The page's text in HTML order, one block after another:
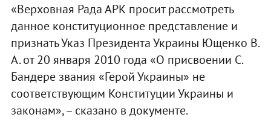
«Верховная Рада АРК просит рассмотреть
данное конституционное представление и
признать Указ Президента Украины Ющенко В.
А. от 20 января 2010 года «О присвоении С.
Бандере звания «Герой Украины» не
соответствующим Конституции Украины и
законам», – сказано в документе.